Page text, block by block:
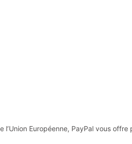
Européenne, PayPal vous